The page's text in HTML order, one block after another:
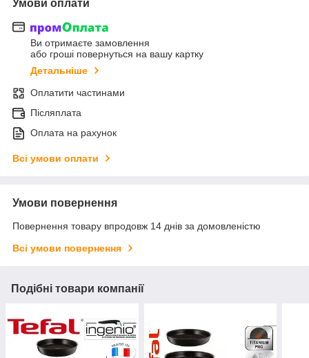
Умови оплати
Ви отримаєте замовлення
або гроші повернуться на вашу картку
Детальніше
Оплатити частинами
Післяплата
Оплата на рахунок
Всі умови оплати
Умови повернення
Повернення товару впродовж 14 днів за домовленістю
Всі умови повернення
Подібні товари компанії